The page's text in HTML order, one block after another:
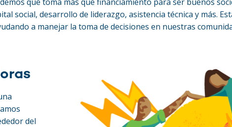
social, desarrollo de liderazgo, asistencia técnica y más.
a manejar la toma de decisiones en nuestras
del